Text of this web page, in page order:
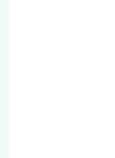
vode do 30°C. .